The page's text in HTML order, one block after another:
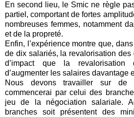
En second lieu, le Smic ne règle
partiel, comportant de fortes
nombreuses femmes, notamment
et de la propreté.
Enfin, l’expérience montre que,
de dix salariés, la revalorisation
d’impact que la
d’augmenter les salaires davantage
Nous devons travailler sur de
commencerai par celui des
jeu de la négociation salariale.
branches soit présentent des